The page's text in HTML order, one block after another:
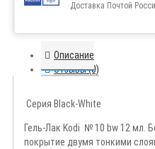
Доставка Почтой
Описание
Отзывы (0)
Серия Black-White
Гель-Лак Kodi № 10 bw 12 мл.
покрытие двумя тонкими